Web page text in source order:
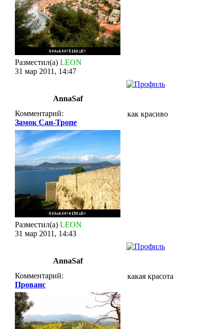
Разместил(а) LEON
31 мар 2011, 14:47
AnnaSaf
Комментарий:
Замок Сан-Тропе
Разместил(а) LEON
31 мар 2011, 14:43
как красиво
AnnaSaf
Комментарий:
Прованс
какая красота